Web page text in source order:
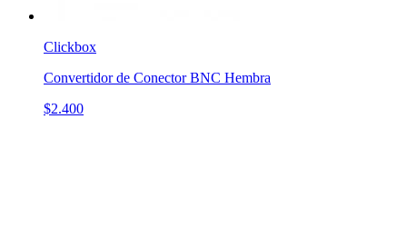
Clickbox
Convertidor de Conector BNC Hembra
$2.400